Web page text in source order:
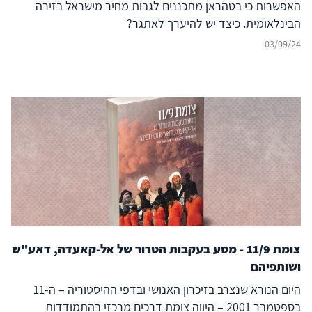
אחרים.
האפשרות כי בטהראן מתכננים לגבות מחיר מישראל בזירה
הבינלאומית. כיצד יש להיערך לאתגר?
03/09/24
צומת 11/9 - מסע בעקבות הטרור של אל-קאעדה, דאע"ש
ושותפיהם
היום הנורא שנצרב בזיכרון האנושי ובדפי ההיסטוריה – ה-11
בספטמבר 2001 – היווה צומת דרכים מרכזי בהתמודדות